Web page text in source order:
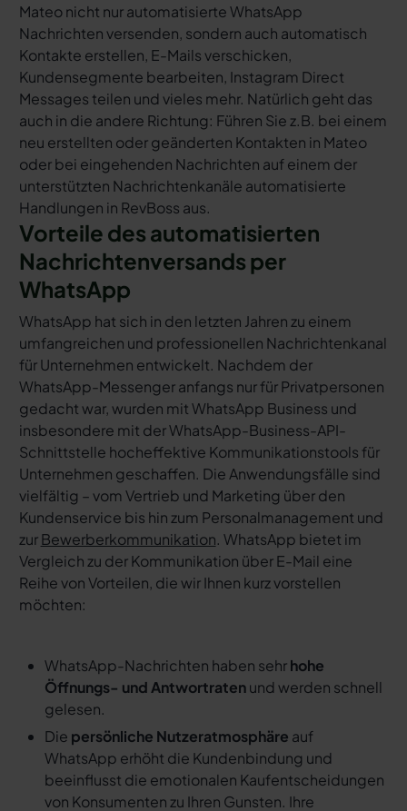
Mateo nicht nur automatisierte WhatsApp
Nachrichten versenden, sondern auch automatisch
Kontakte erstellen, E-Mails verschicken,
Kundensegmente bearbeiten, Instagram Direct
Messages teilen und vieles mehr. Natürlich geht das
auch in die andere Richtung: Führen Sie z.B. bei einem
neu erstellten oder geänderten Kontakten in Mateo
oder bei eingehenden Nachrichten auf einem der
unterstützten Nachrichtenkanäle automatisierte
Handlungen in RevBoss aus.
Vorteile des automatisierten
Nachrichtenversands per
WhatsApp
WhatsApp hat sich in den letzten Jahren zu einem
umfangreichen und professionellen Nachrichtenkanal
für Unternehmen entwickelt. Nachdem der
WhatsApp-Messenger anfangs nur für Privatpersonen
gedacht war, wurden mit WhatsApp Business und
insbesondere mit der WhatsApp-Business-API-
Schnittstelle hocheffektive Kommunikationstools für
Unternehmen geschaffen. Die Anwendungsfälle sind
vielfältig – vom Vertrieb und Marketing über den
Kundenservice bis hin zum Personalmanagement und
zurBewerberkommunikation. WhatsApp bietet im
Vergleich zu der Kommunikation über E-Mail eine
Reihe von Vorteilen, die wir Ihnen kurz vorstellen
möchten:
WhatsApp-Nachrichten haben sehrhohe
Öffnungs- und Antwortratenund werden schnell
gelesen.
Die persönliche Nutzeratmosphäre auf
WhatsApp erhöht die Kundenbindung und
beeinflusst die emotionalen Kaufentscheidungen
von Konsumenten zu Ihren Gunsten. Ihre